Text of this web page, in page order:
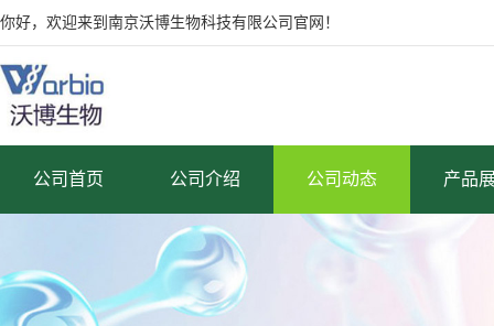
你好，欢迎来到南京沃博生物科技有限公司官网！
公司首页 公司介绍 公司动态 产品